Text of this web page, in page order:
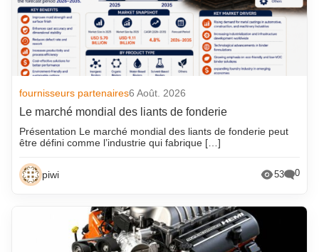
fournisseurs partenaires6 Août. 2026
Le marché mondial des liants de fonderie
Présentation Le marché mondial des liants de fonderie peut
être défini comme l’industrie qui fabrique […]
piwi 53 0